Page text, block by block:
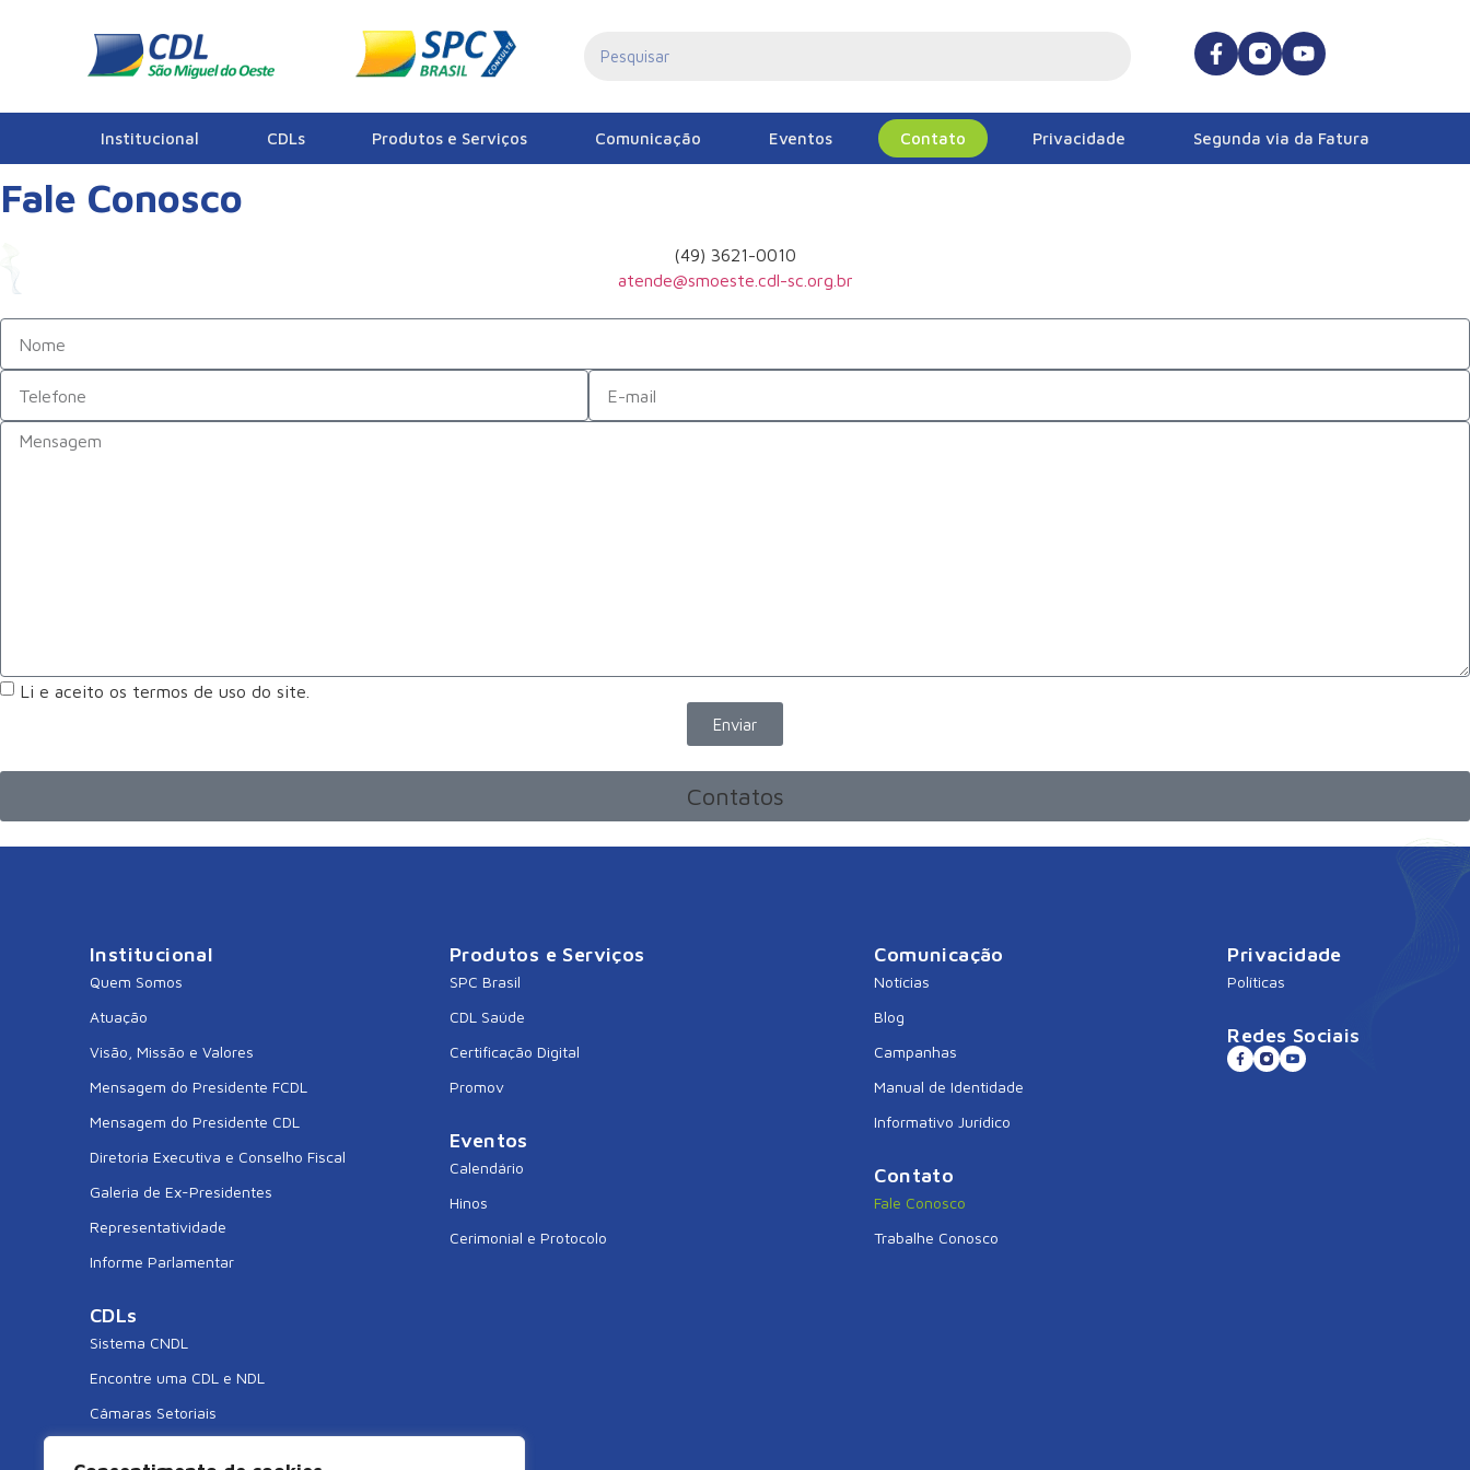
Institucional CDLs Produtos e Serviços Comunicação Eventos Contato Privacidade Segunda via da Fatura
Fale Conosco
(49) 3621-0010
atende@smoeste.cdl-sc.org.br
Li e aceito os termos de uso do site.
Enviar
Contatos
Institucional
Quem Somos
Atuação
Visão, Missão e Valores
Mensagem do Presidente FCDL
Mensagem do Presidente CDL
Diretoria Executiva e Conselho Fiscal
Galeria de Ex-Presidentes
Representatividade
Informe Parlamentar
CDLs
Sistema CNDL
Encontre uma CDL e NDL
Câmaras Setoriais
Produtos e Serviços
SPC Brasil
CDL Saúde
Certificação Digital
Promov
Eventos
Calendário
Hinos
Cerimonial e Protocolo
Comunicação
Notícias
Blog
Campanhas
Manual de Identidade
Informativo Jurídico
Contato
Fale Conosco
Trabalhe Conosco
Privacidade
Políticas
Redes Sociais